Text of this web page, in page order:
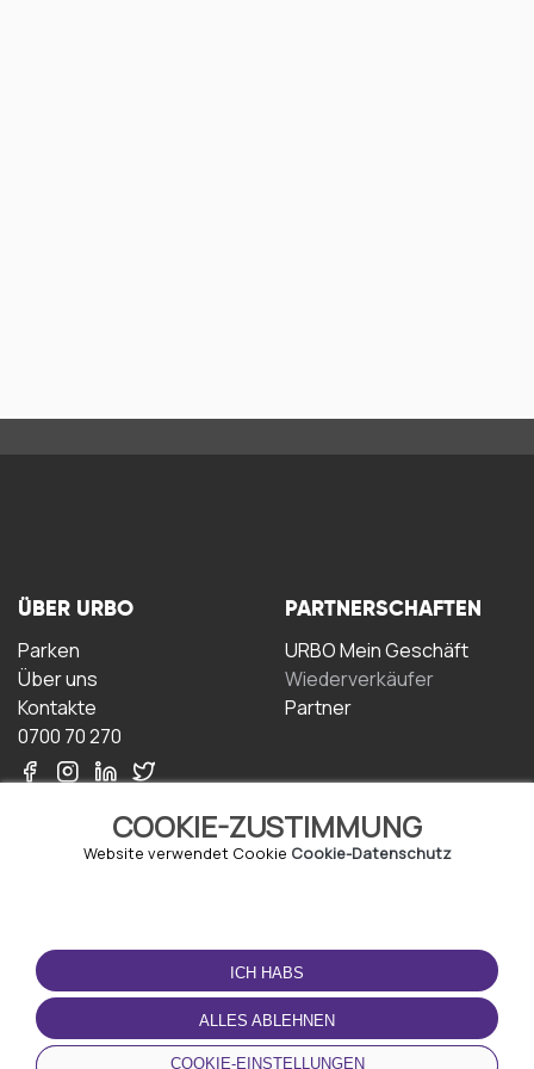
COOKIE-ZUSTIMMUNG
Website verwendet Cookie Cookie-Datenschutz
ICH HABS
ALLES ABLEHNEN
COOKIE-EINSTELLUNGEN
ÜBER URBO
Parken
Über uns
Kontakte
0700 70 270
PARTNERSCHAFTEN
URBO Mein Geschäft
Wiederverkäufer
Partner
NUTZUNGSBEDINGUNGEN
Geschäftsbedingungen
Datenschutz-
Bestimmungen
Cookie-Richtlinie
LADEN SIE DIE APP
HERUNTER